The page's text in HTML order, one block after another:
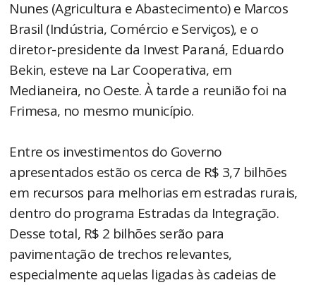
Nunes (Agricultura e Abastecimento) e Marcos
Brasil (Indústria, Comércio e Serviços), e o
diretor-presidente da Invest Paraná, Eduardo
Bekin, esteve na Lar Cooperativa, em
Medianeira, no Oeste. À tarde a reunião foi na
Frimesa, no mesmo município.
Entre os investimentos do Governo
apresentados estão os cerca de R$ 3,7 bilhões
em recursos para melhorias em estradas rurais,
dentro do programa Estradas da Integração.
Desse total, R$ 2 bilhões serão para
pavimentação de trechos relevantes,
especialmente aquelas ligadas às cadeias de